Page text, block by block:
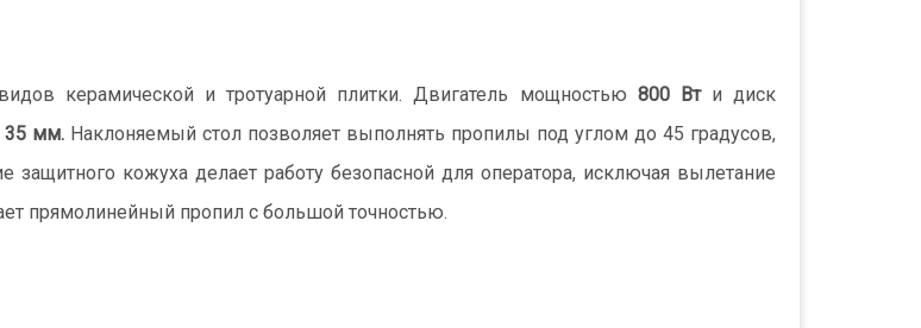
керамической и тротуарной плитки. Двигатель мощностью 800 Вт и диск
35 мм. Наклоняемый стол позволяет выполнять пропилы под углом до 45 градусов,
кожуха делает работу безопасной для оператора, исключая вылетание
прямолинейный пропил с большой точностью.